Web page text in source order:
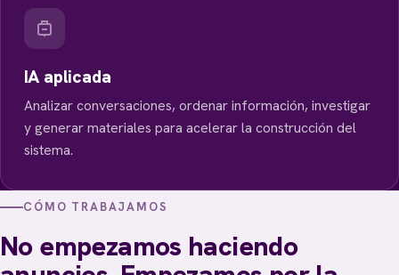
IA aplicada
Analizar conversaciones, ordenar información, investigar
y generar materiales para acelerar la construcción del
sistema.
CÓMO TRABAJAMOS
No empezamos haciendo